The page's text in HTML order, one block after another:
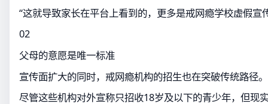
“这就导致家长在平台上看到的，更多是戒网瘾学校虚假宣
02
父母的意愿是唯一标准
宣传面扩大的同时，戒网瘾机构的招生也在突破传统路径。
尽管这些机构对外宣称只招收18岁及以下的青少年，但现